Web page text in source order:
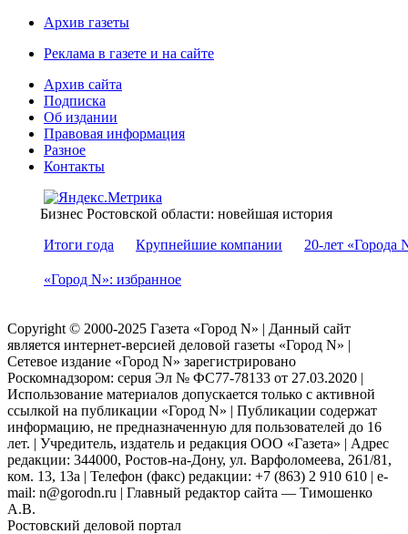
Архив газеты
Реклама в газете и на сайте
Архив сайта
Подписка
Об издании
Правовая информация
Разное
Контакты
Бизнес Ростовской области: новейшая история
Итоги года
Крупнейшие компании 20-лет «Города
«Город N»: избранное
Copyright © 2000-2025 Газета «Город N» | Данный сайт
является интернет-версией деловой газеты «Город N» |
Сетевое издание «Город N» зарегистрировано
Роскомнадзором: серuя Эл № ФС77-78133 от 27.03.2020 |
Использование материалов допускается только с активной
ссылкой на публикации «Город N» | Публикации содержат
информацию, не предназначенную для пользователей до 16
лет. | Учредитель, издатель и редакция ООО «Газета» | Адрес
редакции: 344000, Ростов-на-Дону, ул. Варфоломеева, 261/81,
ком. 13, 13а | Телефон (факс) редакции: +7 (863) 2 910 610 | e-
mail: n@gorodn.ru | Главный редактор сайта — Тимошенко
А.В.
Ростовский деловой портал